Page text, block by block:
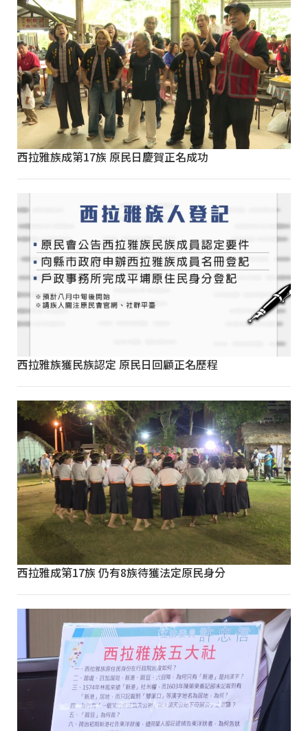
西拉雅族成第17族 原民日慶賀正名成功
西拉雅族獲民族認定 原民日回顧正名歷程
西拉雅成第17族 仍有8族待獲法定原民身分